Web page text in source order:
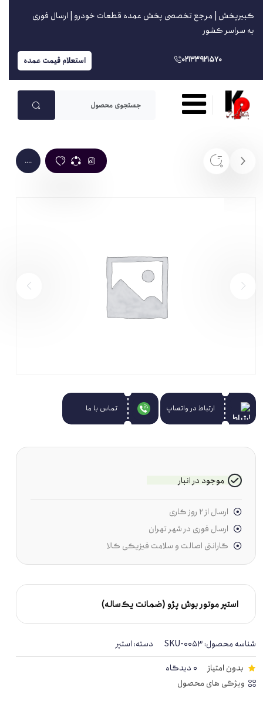
کبیرپخش | مرجع تخصصی پخش عمده قطعات خودرو | ارسال فوری
به سراسر کشور
02133921570 استعلام قیمت عمده
....
ارتباط در واتساپ تماس با ما
استپر موتور بوش پژو (ضمانت یک‌ساله)
شناسه محصول:SKU-0053 دسته:استپر
بدون امتیاز
0 دیدگاه
ویژگی های محصول
موجود در انبار
ارسال از ۲ روز کاری
ارسال فوری در شهر تهران
گارانتی اصالت و سلامت فیزیکی کالا